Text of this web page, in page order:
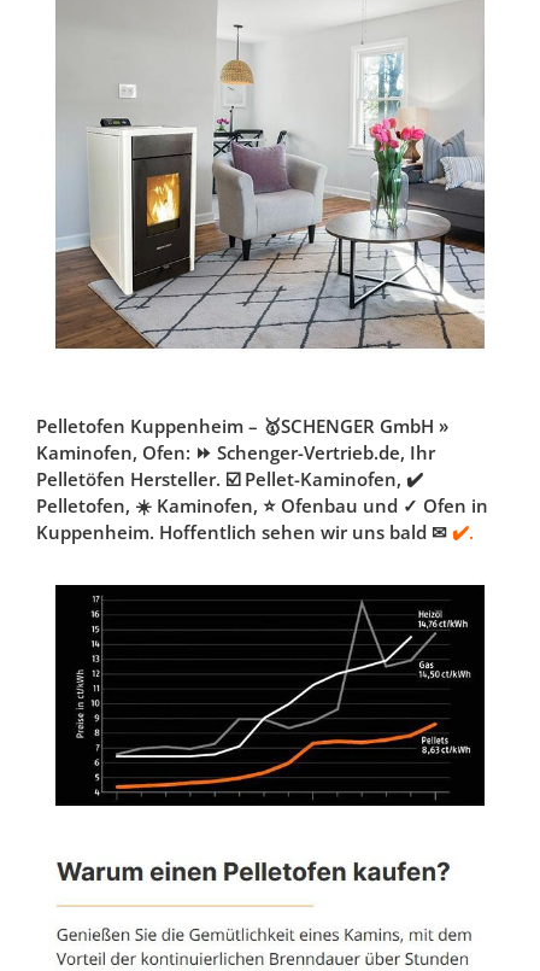
Pelletofen Kuppenheim – 🥇SCHENGER GmbH »
Kaminofen, Ofen: ⏩ Schenger-Vertrieb.de, Ihr
Pelletöfen Hersteller. ☑️ Pellet-Kaminofen, ✔️
Pelletofen, ☀️ Kaminofen, ⭐ Ofenbau und ✓ Ofen in
Kuppenheim. Hoffentlich sehen wir uns bald ✉ ✔️.